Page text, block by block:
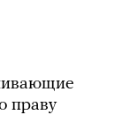
праву